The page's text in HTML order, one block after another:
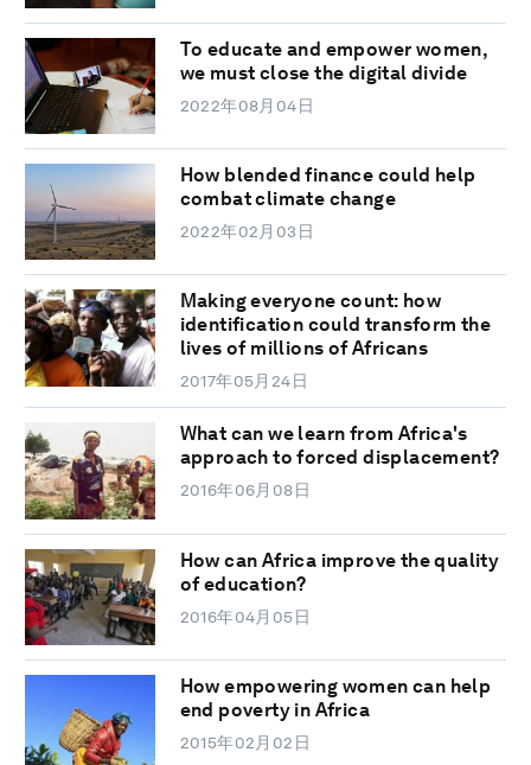
To educate and empower women,
we must close the digital divide
2022年08月04日
How blended finance could help
combat climate change
2022年02月03日
Making everyone count: how
identification could transform the
lives of millions of Africans
2017年05月24日
What can we learn from Africa's
approach to forced displacement?
2016年06月08日
How can Africa improve the quality
of education?
2016年04月05日
How empowering women can help
end poverty in Africa
2015年02月02日